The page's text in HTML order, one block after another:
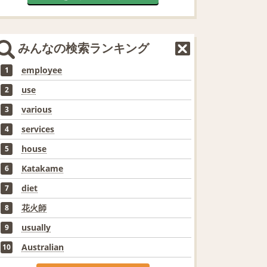
みんなの検索ランキング
1 employee
2 use
3 various
4 services
5 house
6 Katakame
7 diet
8 花火師
9 usually
10 Australian